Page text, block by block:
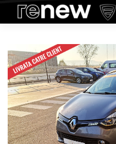
Contactează un consultant de
Introdu
Completează următoarele
*Pentru prelucrarea solicitării, datele
Informatiile despre masina (Renault Clio
Acesta masina fiind vanduta, intelegem ca